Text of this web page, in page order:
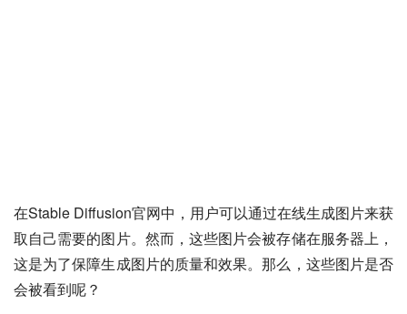
在Stable Diffusion官网中，用户可以通过在线生成图片来获
取自己需要的图片。然而，这些图片会被存储在服务器上，
这是为了保障生成图片的质量和效果。那么，这些图片是否
会被看到呢？